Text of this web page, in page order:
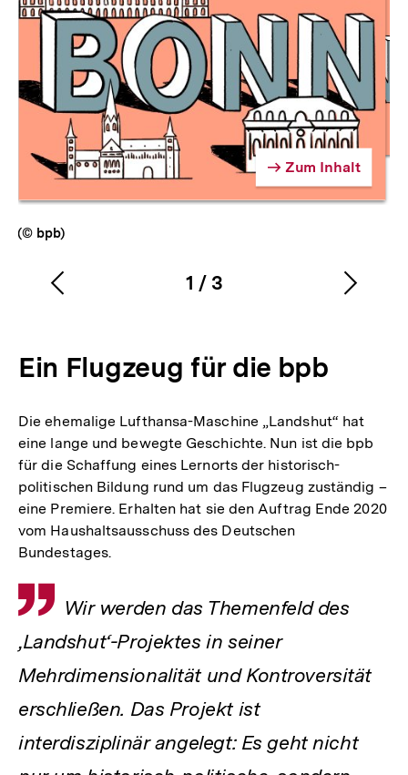
Zum Inhalt
Zum Inhalt
Zum Inhalt
(© bpb)
Karussellinhalt
1
von
/ 3
Vorherigen
Ein Flugzeug für die bpb
Die ehemalige Lufthansa-Maschine „Landshut“ hat
eine lange und bewegte Geschichte. Nun ist die bpb
für die Schaffung eines Lernorts der historisch-
politischen Bildung rund um das Flugzeug zuständig –
eine Premiere. Erhalten hat sie den Auftrag Ende 2020
vom Haushaltsausschuss des Deutschen
Bundestages.
Zitat
Wir werden das Themenfeld des
‚Landshut‘-Projektes in seiner
Mehrdimensionalität und Kontroversität
erschließen. Das Projekt ist
interdisziplinär angelegt: Es geht nicht